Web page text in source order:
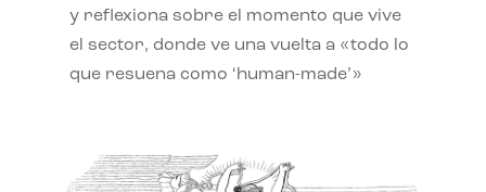
y reflexiona sobre el momento que vive
el sector, donde ve una vuelta a «todo lo
que resuena como ‘human-made’»